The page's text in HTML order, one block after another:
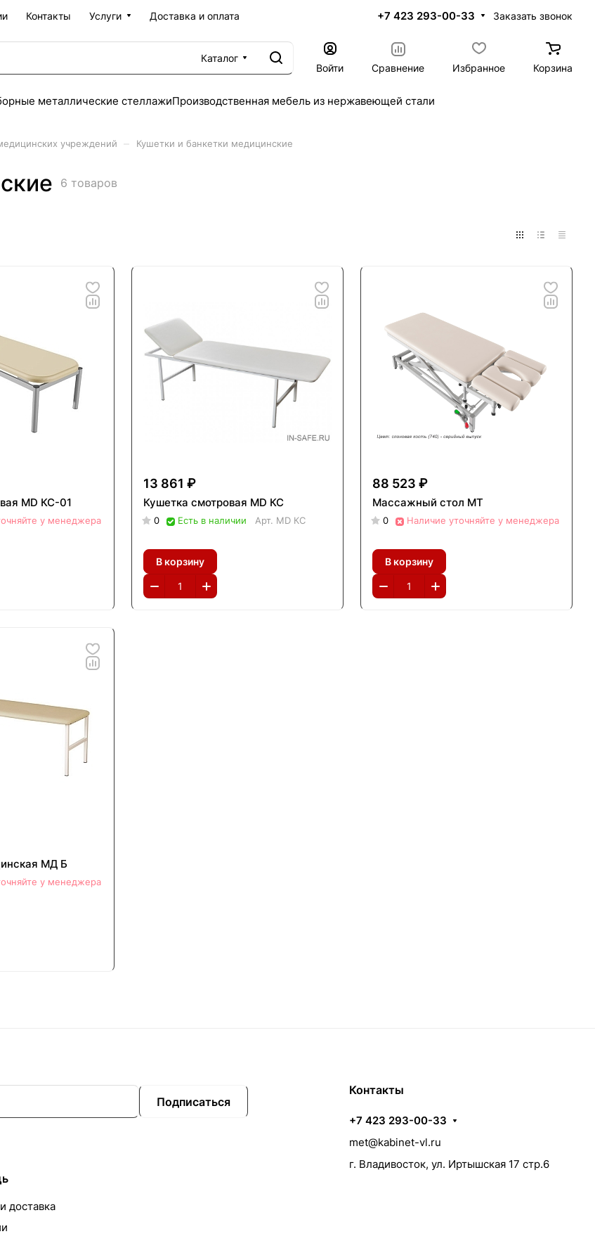
Контакты Услуги Доставка и оплата +7 423 293-00-33 Заказать звонок
Каталог
Войти
Сравнение Избранное Корзина
металлические стеллажиПроизводственная мебель из нержавеющей стали
учреждений Кушетки и банкетки медицинские
6 товаров
MD КС-01
у менеджера
13 861 ₽
Кушетка смотровая MD КС
0 Есть в наличии Арт. MD КС
В корзину
88 523 ₽
Массажный стол МТ
0 Наличие уточняйте у менеджера
В корзину
МД Б
у менеджера
Подписаться
доставка
Контакты
+7 423 293-00-33
met@kabinet-vl.ru
г. Владивосток, ул. Иртышская 17 стр.6